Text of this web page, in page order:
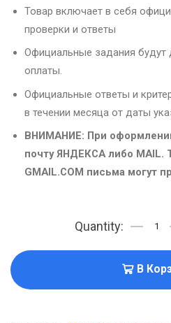
Товар включает в себя
проверки и ответы
Официальные задания будут
оплаты.
Официальные ответы и
в течении месяца от даты
ВНИМАНИЕ: При
почту ЯНДЕКСА либо MAIL.
GMAIL.COM письма могут
В